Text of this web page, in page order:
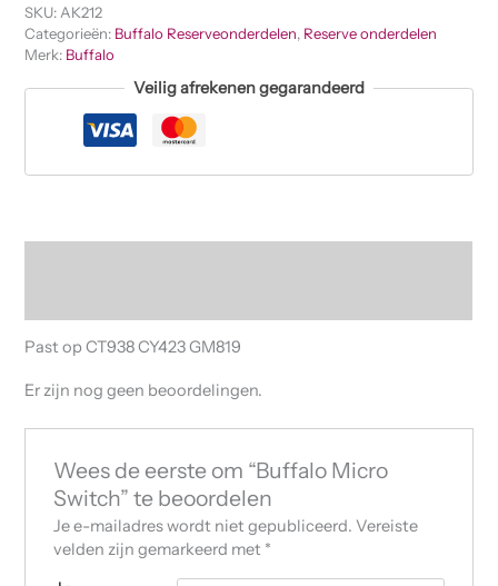
SKU: AK212
Categorieën: Buffalo Reserveonderdelen, Reserve onderdelen
Merk: Buffalo
Veilig afrekenen gegarandeerd
Past op CT938 CY423 GM819
Er zijn nog geen beoordelingen.
Wees de eerste om “Buffalo Micro
Switch” te beoordelen
Je e-mailadres wordt niet gepubliceerd. Vereiste
velden zijn gemarkeerd met *